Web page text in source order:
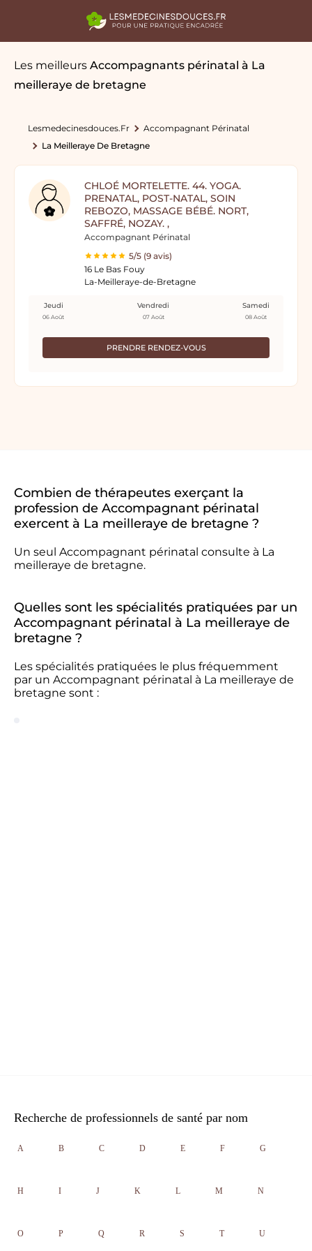
Les meilleurs Accompagnants périnatal à La
meilleraye de bretagne
Lesmedecinesdouces.fr
Accompagnant Périnatal
La Meilleraye De Bretagne
CHLOÉ MORTELETTE. 44. YOGA.
PRENATAL, POST-NATAL, SOIN
REBOZO, MASSAGE BÉBÉ. NORT,
SAFFRÉ, NOZAY. ,
Accompagnant Périnatal
5/5 (9 avis)
16 Le Bas Fouy
La-Meilleraye-de-Bretagne
PRENDRE RENDEZ-VOUS
Jeudi
06 Août
Vendredi
07 Août
Samedi
08 Août
Combien de thérapeutes exerçant la
profession de Accompagnant périnatal
exercent à La meilleraye de bretagne ?
Un seul Accompagnant périnatal consulte à La
meilleraye de bretagne.
Quelles sont les spécialités pratiquées par un
Accompagnant périnatal à La meilleraye de
bretagne ?
Les spécialités pratiquées le plus fréquemment
par un Accompagnant périnatal à La meilleraye de
bretagne sont :
Recherche de professionnels de santé par nom
A B C D E F G
H I J K L M N
O P Q R S T U